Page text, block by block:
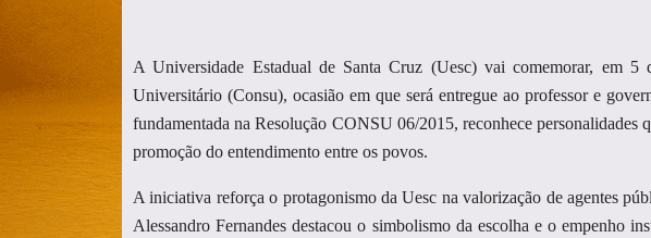
A Universidade Estadual de Santa Cruz (Uesc) vai comemorar, em 5
Universitário (Consu), ocasião em que será entregue ao professor e
fundamentada na Resolução CONSU 06/2015, reconhece
promoção do entendimento entre os povos.
A iniciativa reforça o protagonismo da Uesc na valorização de agentes
Alessandro Fernandes destacou o simbolismo da escolha e o empenho